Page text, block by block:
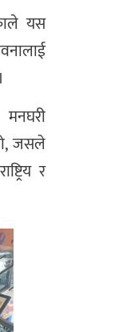
यस
जसले
र